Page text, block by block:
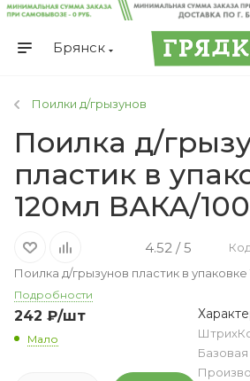
Брянск
Поилки д/грызунов
Поилка д/
пластик в
120мл ВАКА/100
4.52 / 5
Поилка д/грызунов пластик в
Подробности
242 ₽/шт
Мало